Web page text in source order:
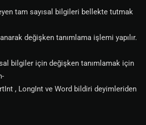
tam sayısal bilgileri bellekte tutmak
değişken tanımlama işlemi yapılır.
bilgiler için değişken tanımlamak için
, LongInt ve Word bildiri deyimleriden